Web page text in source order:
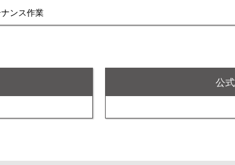
ンス作業
公